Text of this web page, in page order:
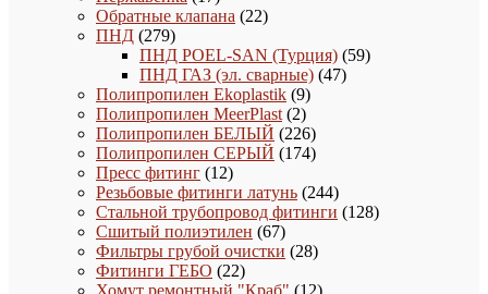
товаров
Обратные клапана 2222
ПНД 279279
товаров
ПНД POEL-SAN (Турция) 5959
ПНД ГАЗ (эл. сварные) 4747
Полипропилен Ekoplastik 99
товаров
Полипропилен MeerPlast 22
товара
Полипропилен БЕЛЫЙ 226226
товаров
Полипропилен СЕРЫЙ 174174
Пресс фитинг 1212
товаров
Резьбовые фитинги латунь 244244
товара
Стальной трубопровод фитинги 128128
Сшитый полиэтилен 6767
товаров
Фильтры грубой очистки 2828
Фитинги ГЕБО 2222
товара
Хомут ремонтный "Краб" 1212